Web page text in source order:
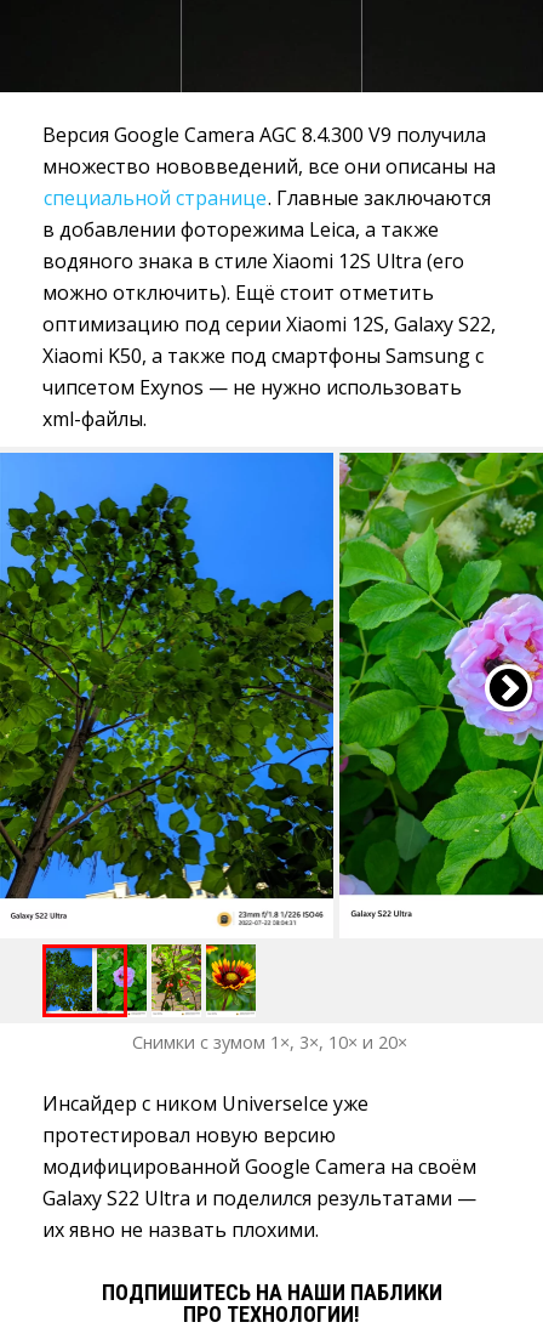
Версия Google Camera AGC 8.4.300 V9 получила
множество нововведений, все они описаны на
специальной странице. Главные заключаются
в добавлении фоторежима Leica, а также
водяного знака в стиле Xiaomi 12S Ultra (его
можно отключить). Ещё стоит отметить
оптимизацию под серии Xiaomi 12S, Galaxy S22,
Xiaomi K50, а также под смартфоны Samsung с
чипсетом Exynos — не нужно использовать
xml-файлы.
Снимки с зумом 1×, 3×, 10× и 20×
Инсайдер с ником UniverseIce уже
протестировал новую версию
модифицированной Google Camera на своём
Galaxy S22 Ultra и поделился результатами —
их явно не назвать плохими.
ПОДПИШИТЕСЬ НА НАШИ ПАБЛИКИ
ПРО ТЕХНОЛОГИИ!